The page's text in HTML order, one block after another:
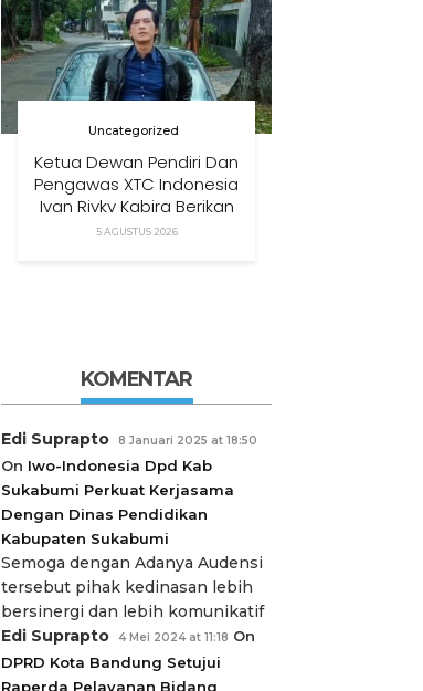
Uncategorized
Ketua Dewan Pendiri Dan
Pengawas XTC Indonesia
Ivan Rivky Kabira Berikan
Peryataan Sikap Terkait
5 AGUSTUS 2026
KOMENTAR
Edi Suprapto 8 Januari 2025 at 18:50
On Iwo-Indonesia Dpd Kab
Sukabumi Perkuat Kerjasama
Dengan Dinas Pendidikan
Kabupaten Sukabumi
Semoga dengan Adanya Audensi
tersebut pihak kedinasan lebih
bersinergi dan lebih komunikatif
Edi Suprapto
4 Mei 2024 at 11:18 On
DPRD Kota Bandung Setujui
Raperda Pelayanan Bidang